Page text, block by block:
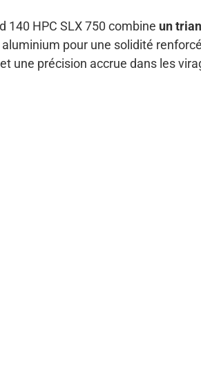
140 HPC SLX 750 combine un
pour une solidité
une précision accrue dans les